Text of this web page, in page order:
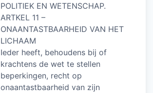
POLITIEK EN WETENSCHAP.
ARTKEL 11 –
ONAANTASTBAARHEID VAN HET
LICHAAM
Ieder heeft, behoudens bij of
krachtens de wet te stellen
beperkingen, recht op
onaantastbaarheid van zijn